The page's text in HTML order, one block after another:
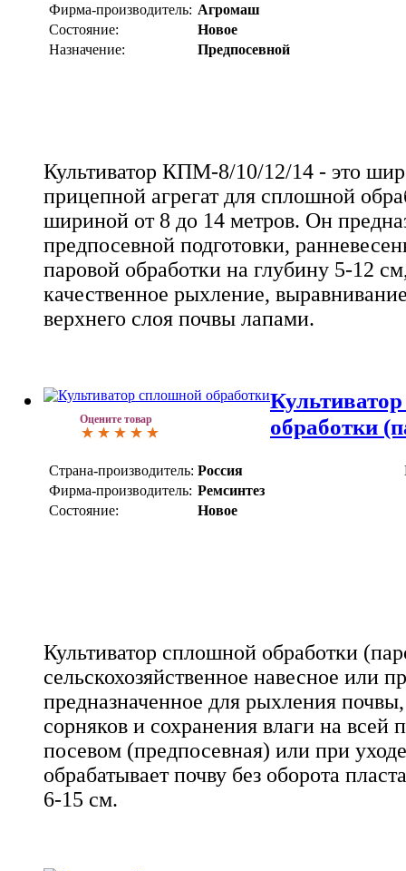
Фирма-производитель: Агромаш
Состояние:
Новое
Назначение:
Предпосевной
Культиватор КПМ-8/10/12/14 - это
прицепной агрегат для сплошной
шириной от 8 до 14 метров. Он
предпосевной подготовки,
паровой обработки на глубину 5-12
качественное рыхление,
верхнего слоя почвы лапами.
Оцените товар
обработки
Страна-производитель: Россия
Фирма-производитель: Ремсинтез
Состояние:
Новое
Культиватор сплошной обработки
сельскохозяйственное навесное или
предназначенное для рыхления
сорняков и сохранения влаги на всей
посевом (предпосевная) или при
обрабатывает почву без оборота
6-15 см.